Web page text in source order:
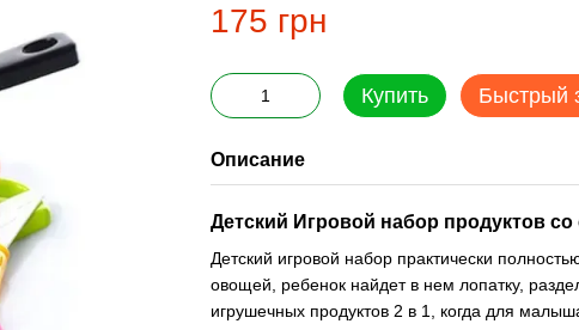
175 грн
Купить Быстрый
Описание
Детский Игровой набор продуктов со
Детский игровой набор практически
овощей, ребенок найдет в нем лопатку,
игрушечных продуктов 2 в 1, когда для